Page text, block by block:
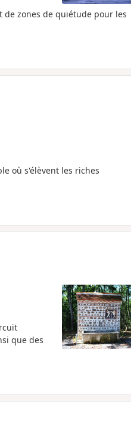
de zones de quiétude pour les
où s'élèvent les riches
que des